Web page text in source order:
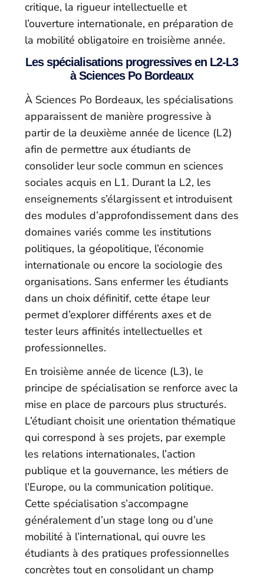
critique, la rigueur intellectuelle et
l’ouverture internationale, en préparation de
la mobilité obligatoire en troisième année.
Les spécialisations progressives en L2-L3
à Sciences Po Bordeaux
À Sciences Po Bordeaux, les spécialisations
apparaissent de manière progressive à
partir de la deuxième année de licence (L2)
afin de permettre aux étudiants de
consolider leur socle commun en sciences
sociales acquis en L1. Durant la L2, les
enseignements s’élargissent et introduisent
des modules d’approfondissement dans des
domaines variés comme les institutions
politiques, la géopolitique, l’économie
internationale ou encore la sociologie des
organisations. Sans enfermer les étudiants
dans un choix définitif, cette étape leur
permet d’explorer différents axes et de
tester leurs affinités intellectuelles et
professionnelles.
En troisième année de licence (L3), le
principe de spécialisation se renforce avec la
mise en place de parcours plus structurés.
L’étudiant choisit une orientation thématique
qui correspond à ses projets, par exemple
les relations internationales, l’action
publique et la gouvernance, les métiers de
l’Europe, ou la communication politique.
Cette spécialisation s’accompagne
généralement d’un stage long ou d’une
mobilité à l’international, qui ouvre les
étudiants à des pratiques professionnelles
concrètes tout en consolidant un champ